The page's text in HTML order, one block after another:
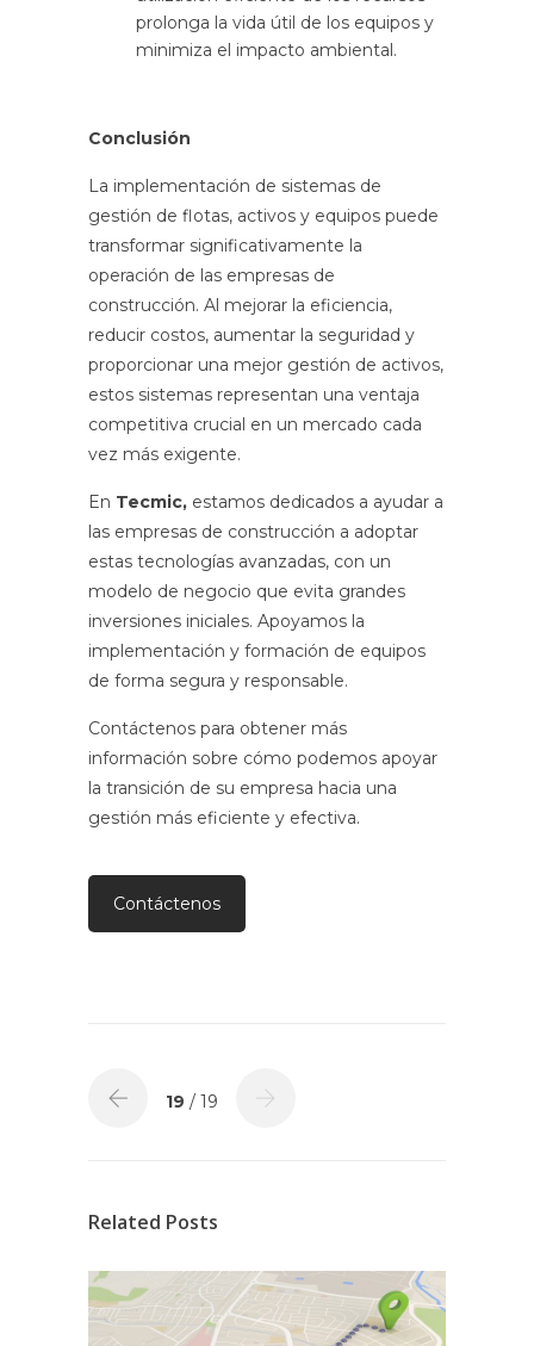
prolonga la vida útil de los equipos y
minimiza el impacto ambiental.
Conclusión
La implementación de sistemas de
gestión de flotas, activos y equipos puede
transformar significativamente la
operación de las empresas de
construcción. Al mejorar la eficiencia,
reducir costos, aumentar la seguridad y
proporcionar una mejor gestión de activos,
estos sistemas representan una ventaja
competitiva crucial en un mercado cada
vez más exigente.
En Tecmic, estamos dedicados a ayudar a
las empresas de construcción a adoptar
estas tecnologías avanzadas, con un
modelo de negocio que evita grandes
inversiones iniciales. Apoyamos la
implementación y formación de equipos
de forma segura y responsable.
Contáctenos para obtener más
información sobre cómo podemos apoyar
la transición de su empresa hacia una
gestión más eficiente y efectiva.
Contáctenos
19 / 19
Related Posts